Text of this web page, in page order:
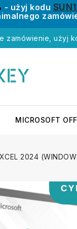
- użyj kodu
zamówienie, użyj
MICROSOFT
2024